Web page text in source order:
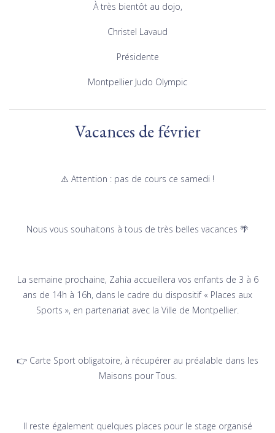
À très bientôt au dojo,
Christel Lavaud
Présidente
Montpellier Judo Olympic
Vacances de février
⚠️ Attention : pas de cours ce samedi !
Nous vous souhaitons à tous de très belles vacances 🌴
La semaine prochaine, Zahia accueillera vos enfants de 3 à 6
ans de 14h à 16h, dans le cadre du dispositif « Places aux
Sports », en partenariat avec la Ville de Montpellier.
👉 Carte Sport obligatoire, à récupérer au préalable dans les
Maisons pour Tous.
Il reste également quelques places pour le stage organisé